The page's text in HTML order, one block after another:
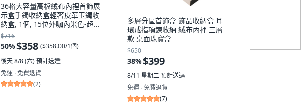
36格大容量高檔絨布內裡首飾展
示盒手鐲收納盒輕奢皮革玉鐲收
納盒, 1個, 15位外咖內米色-超限
4
$716
50%$358 ($358.00/1個)
後天 8/8 (六) 預計送達
免運 ∙ 免費退貨
(2)
多層分區首飾盒 飾品收納盒 耳
環戒指項鍊收納 絨布內裡 三層
款 桌面珠寶盒
$650
38%$399
8/11 星期二預計送達
免運 ∙ 免費退貨
(7)